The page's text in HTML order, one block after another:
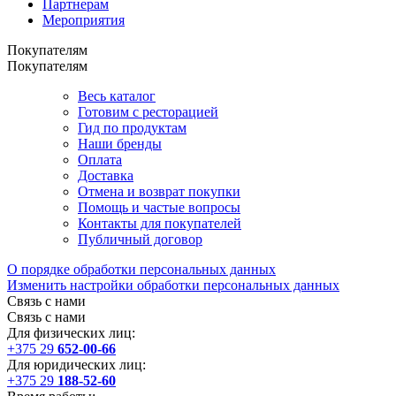
Партнерам
Мероприятия
Покупателям
Покупателям
Весь каталог
Готовим с ресторацией
Гид по продуктам
Наши бренды
Оплата
Доставка
Отмена и возврат покупки
Помощь и частые вопросы
Контакты для покупателей
Публичный договор
О порядке обработки персональных данных
Изменить настройки обработки персональных данных
Связь с нами
Связь с нами
Для физических лиц:
+375 29 652-00-66
Для юридических лиц:
+375 29 188-52-60